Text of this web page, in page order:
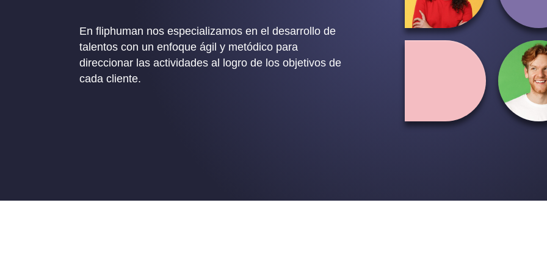
En fliphuman nos especializamos en el desarrollo de
talentos con un enfoque ágil y metódico para
direccionar las actividades al logro de los objetivos de
cada cliente.